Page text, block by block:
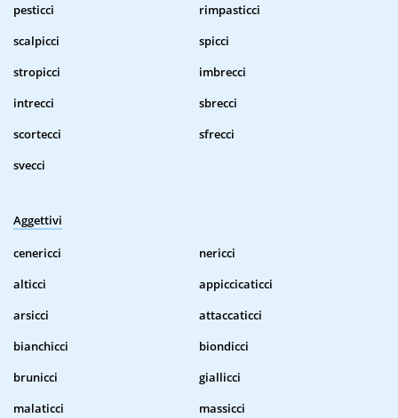
pesticci
rimpasticci
scalpicci
spicci
stropicci
imbrecci
intrecci
sbrecci
scortecci
sfrecci
svecci
Aggettivi
cenericci
nericci
alticci
appiccicaticci
arsicci
attaccaticci
bianchicci
biondicci
brunicci
giallicci
malaticci
massicci